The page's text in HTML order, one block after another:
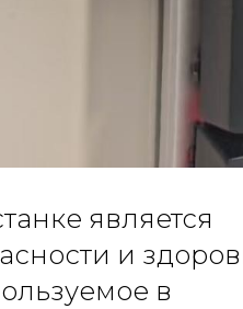
является
и
в